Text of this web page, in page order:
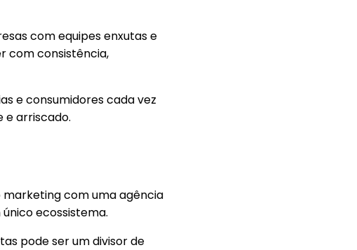
com equipes enxutas e
com consistência,
e consumidores cada vez
e arriscado.
com uma agência
ecossistema.
pode ser um divisor de